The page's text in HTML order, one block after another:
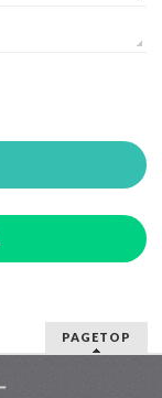
PAGETOP